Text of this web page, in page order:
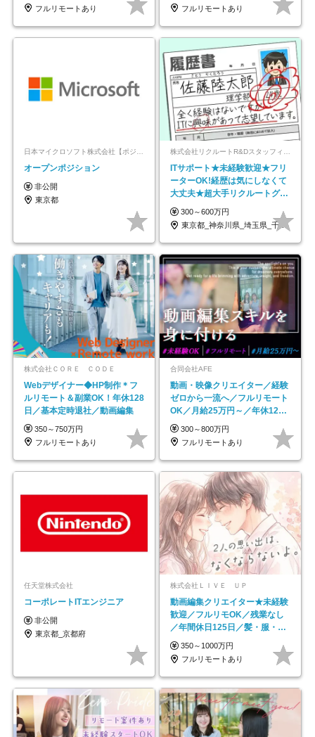
フルリモートあり
フルリモートあり
オープンポジション
非公開
東京都
ITサポート★未経験歓迎★フリ
ーターOK!経歴は気にしなくて
大丈夫★超大手リクルートグル
ープの正社員/sg
300～600万円
東京都_神奈川県_埼玉県_千葉県_大阪府…
株式会社ＣＯＲＥ ＣＯＤＥ
Webデザイナー◆HP制作＊フ
ルリモート＆副業OK！年休128
日／基本定時退社／動画編集
350～750万円
フルリモートあり
合同会社AFE
動画・映像クリエイター／経験
ゼロから一流へ／フルリモート
OK／月給25万円～／年休125
日以上
300～800万円
フルリモートあり
任天堂株式会社
コーポレートITエンジニア
非公開
東京都_京都府
株式会社ＬＩＶＥ ＵＰ
動画編集クリエイター★未経験
歓迎／フルリモOK／残業なし
／年間休日125日／髪・服・ネ
イル自由／研修充実で安心
350～1000万円
フルリモートあり